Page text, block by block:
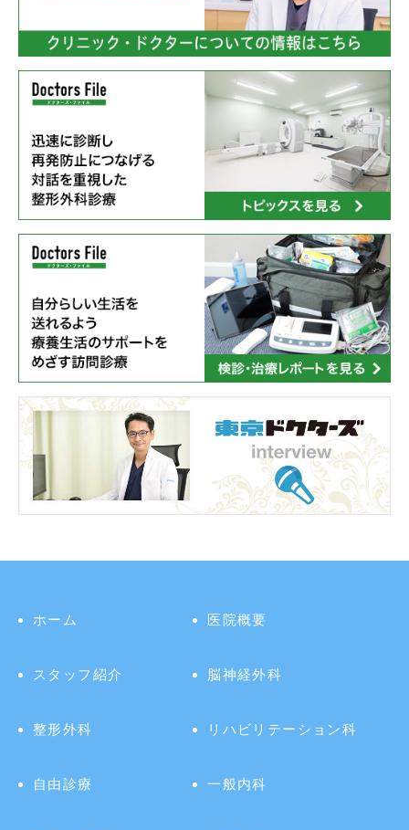
ホーム 医院概要
スタッフ紹介 脳神経外科
整形外科 リハビリテーション科
自由診療 一般内科